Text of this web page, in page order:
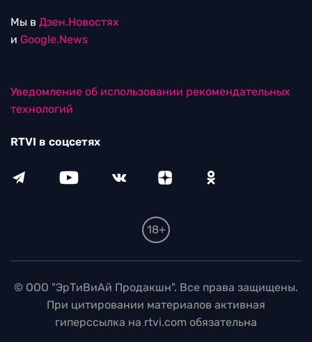
Мы в Дзен.Новостях
и Google.News
Уведомление об использовании рекомендательных
технологий
RTVI в соцсетях
18+
© ООО "ЭрТиВиАй Продакшн". Все права защищены.
При цитировании материалов активная
гиперссылка на rtvi.com обязательна